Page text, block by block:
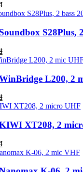
S28Plus,
L200, 2
XT208, 2